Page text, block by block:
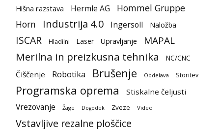
Hišna razstava Hermle AG
Hommel Gruppe
Horn
Industrija 4.0 Ingersoll Naložba
ISCAR Hladilni Laser Upravljanje MAPAL
Merilna in preizkusna tehnika NC/CNC
Čiščenje Robotika Brušenje Obdelava Storitev
Programska oprema Stiskalne čeljusti
Vrezovanje Žage Dogodek Zveze Video
Vstavljive rezalne ploščice